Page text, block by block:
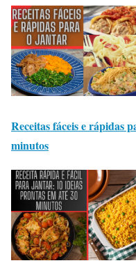
Receitas fáceis e rápidas
minutos